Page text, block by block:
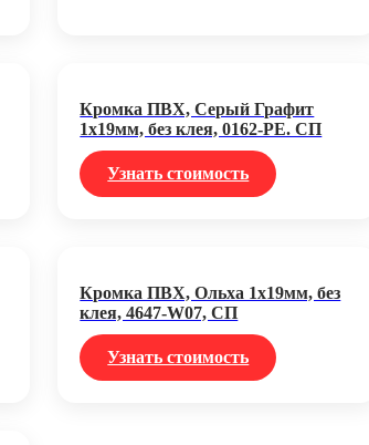
Кромка ПВХ, Серый Графит
1х19мм, без клея, 0162-PE. СП
Узнать стоимость
Кромка ПВХ, Ольха 1х19мм, без
клея, 4647-W07, СП
Узнать стоимость